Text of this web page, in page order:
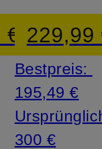
229,99
Bestpreis:
195,49 €
300 €